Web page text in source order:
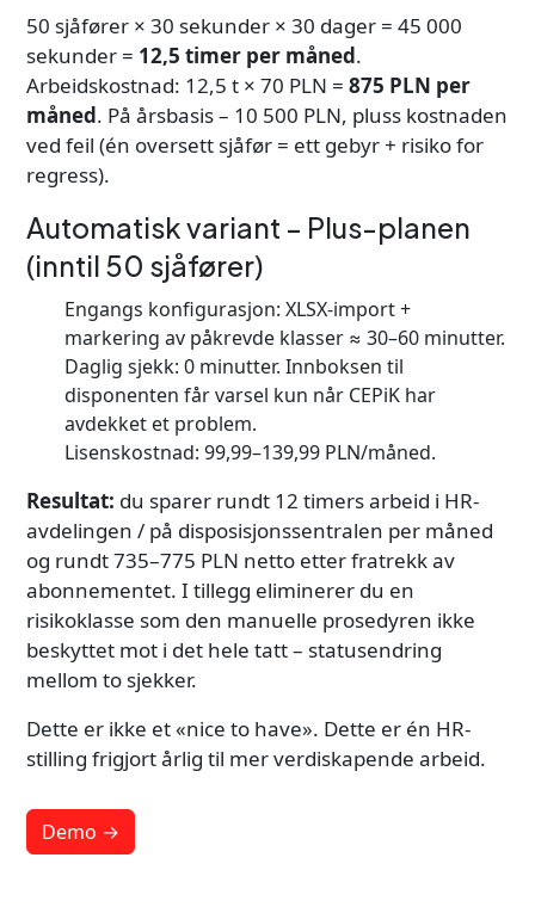
50 sjåfører × 30 sekunder × 30 dager = 45 000
sekunder = 12,5 timer per måned.
Arbeidskostnad: 12,5 t × 70 PLN = 875 PLN per
måned. På årsbasis – 10 500 PLN, pluss kostnaden
ved feil (én oversett sjåfør = ett gebyr + risiko for
regress).
Automatisk variant – Plus-planen
(inntil 50 sjåfører)
Engangs konfigurasjon: XLSX-import +
markering av påkrevde klasser ≈ 30–60 minutter.
Daglig sjekk: 0 minutter. Innboksen til
disponenten får varsel kun når CEPiK har
avdekket et problem.
Lisenskostnad: 99,99–139,99 PLN/måned.
Resultat: du sparer rundt 12 timers arbeid i HR-
avdelingen / på disposisjonssentralen per måned
og rundt 735–775 PLN netto etter fratrekk av
abonnementet. I tillegg eliminerer du en
risikoklasse som den manuelle prosedyren ikke
beskyttet mot i det hele tatt – statusendring
mellom to sjekker.
Dette er ikke et «nice to have». Dette er én HR-
stilling frigjort årlig til mer verdiskapende arbeid.
Demo →